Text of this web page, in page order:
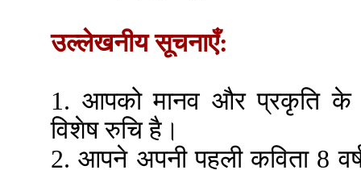
उल्लेखनीय सूचनाएँ:
1. आपको मानव और प्रकृति के
विशेष रुचि है।
2. आपने अपनी पहली कविता 8